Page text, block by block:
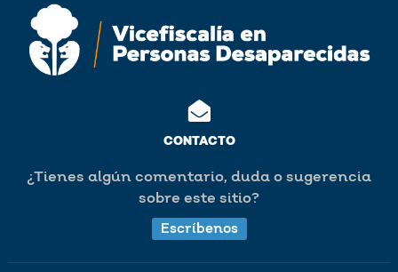
CONTACTO
¿Tienes algún comentario, duda o sugerencia
sobre este sitio?
Escríbenos